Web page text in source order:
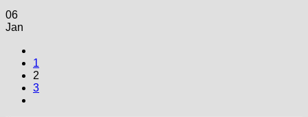
06
Jan
1
2
3